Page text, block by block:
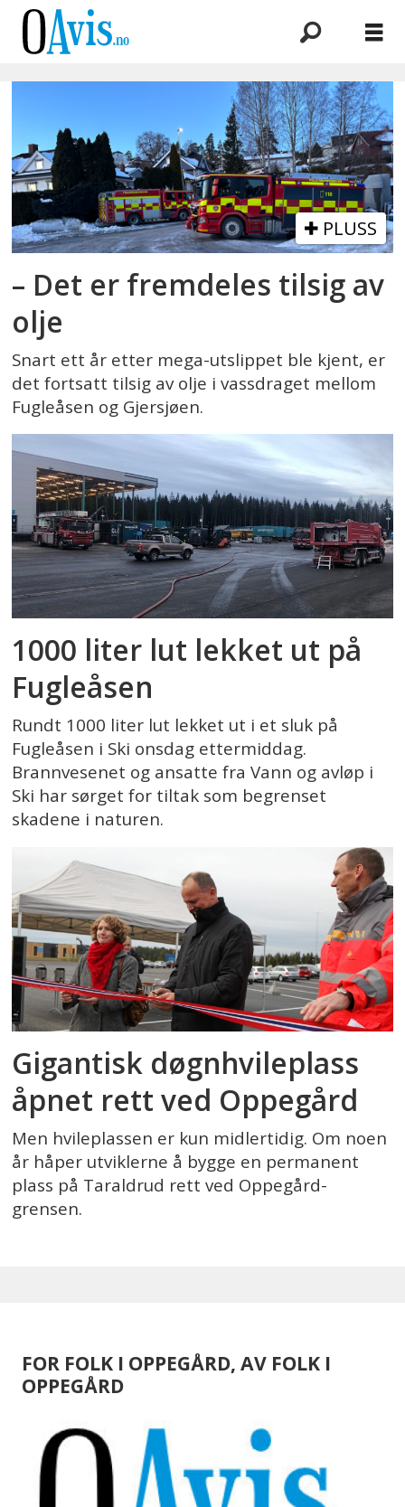
Emne:
fugleåsen
PLUSS
– Det er fremdeles tilsig av
olje
Snart ett år etter mega-utslippet ble kjent, er
det fortsatt tilsig av olje i vassdraget mellom
Fugleåsen og Gjersjøen.
1000 liter lut lekket ut på
Fugleåsen
Rundt 1000 liter lut lekket ut i et sluk på
Fugleåsen i Ski onsdag ettermiddag.
Brannvesenet og ansatte fra Vann og avløp i
Ski har sørget for tiltak som begrenset
skadene i naturen.
Gigantisk døgnhvileplass
åpnet rett ved Oppegård
Men hvileplassen er kun midlertidig. Om noen
år håper utviklerne å bygge en permanent
plass på Taraldrud rett ved Oppegård-
grensen.
FOR FOLK I OPPEGÅRD, AV FOLK I
OPPEGÅRD